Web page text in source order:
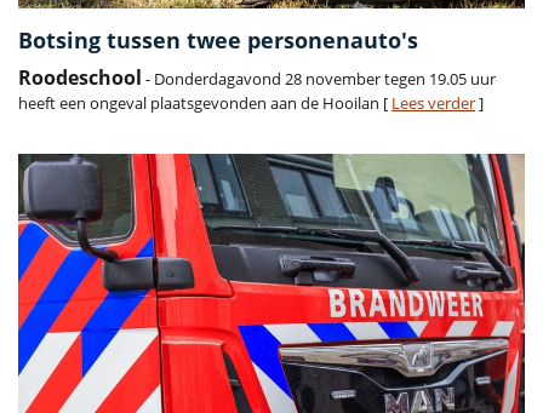
Botsing tussen twee personenauto's
Roodeschool - Donderdagavond 28 november tegen 19.05 uur
heeft een ongeval plaatsgevonden aan de Hooilan [ Lees verder]